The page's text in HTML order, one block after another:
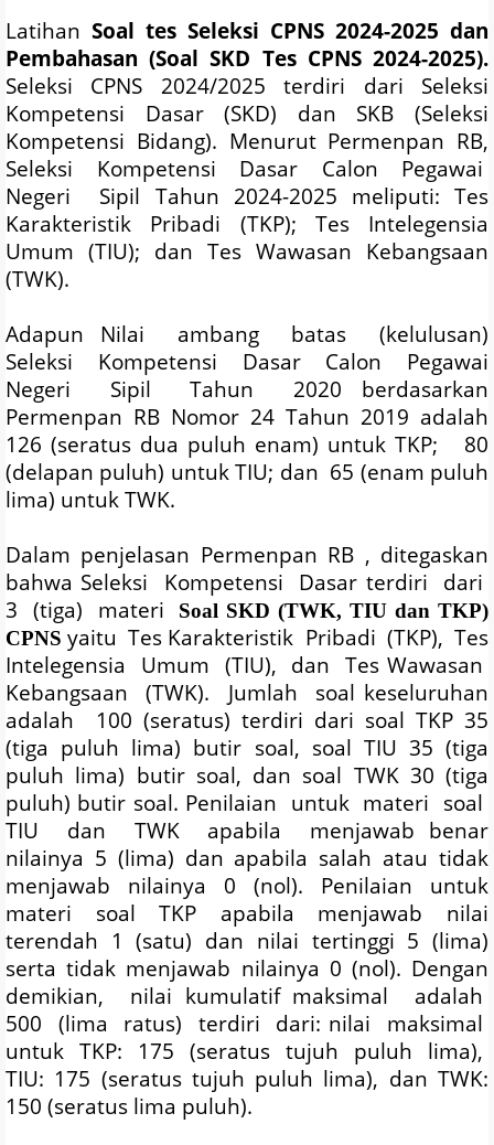
Latihan Soal tes Seleksi CPNS 2024-2025 dan
Pembahasan (Soal SKD Tes CPNS 2024-2025).
Seleksi CPNS 2024/2025 terdiri dari Seleksi
Kompetensi Dasar (SKD) dan SKB (Seleksi
Kompetensi Bidang). Menurut Permenpan RB,
Seleksi
Kompetensi Dasar Calon
Pegawai
Negeri
Sipil Tahun 2024-2025 meliputi: Tes
Karakteristik Pribadi (TKP); Tes Intelegensia
Umum (TIU); dan Tes Wawasan Kebangsaan
(TWK).
Adapun Nilai
ambang batas
(kelulusan)
Seleksi
Kompetensi Dasar Calon
Pegawai
Negeri
Sipil Tahun
2020 berdasarkan
Permenpan RB Nomor 24 Tahun 2019 adalah
126 (seratus dua puluh enam) untuk TKP;
80
(delapan puluh) untuk TIU; dan 65 (enam puluh
lima) untuk TWK.
Dalam penjelasan Permenpan RB , ditegaskan
bahwa Seleksi
Kompetensi Dasar terdiri
dari
3 (tiga) materi
Soal SKD (TWK, TIU dan TKP)
CPNSyaitu Tes Karakteristik Pribadi (TKP), Tes
Intelegensia
Umum (TIU), dan
Tes Wawasan
Kebangsaan
(TWK). Jumlah
soal keseluruhan
adalah
100 (seratus) terdiri dari soal TKP 35
(tiga puluh lima) butir soal, soal TIU 35 (tiga
puluh lima) butir soal, dan soal TWK 30 (tiga
puluh) butir soal. Penilaian untuk materi soal
TIU
dan TWK apabila
menjawab benar
nilainya 5 (lima) dan apabila salah atau tidak
menjawab nilainya 0 (nol). Penilaian untuk
materi soal TKP apabila menjawab nilai
terendah 1 (satu) dan nilai tertinggi 5 (lima)
serta tidak menjawab nilainya 0 (nol). Dengan
demikian,
nilai kumulatif maksimal
adalah
500
(lima ratus) terdiri dari: nilai
maksimal
untuk TKP: 175 (seratus tujuh puluh
lima),
TIU: 175 (seratus tujuh puluh lima), dan TWK:
150 (seratus lima puluh).